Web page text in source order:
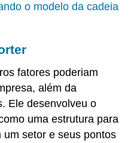
o modelo da cadeia
fatores poderiam
além da
Ele desenvolveu o
uma estrutura para
setor e seus pontos